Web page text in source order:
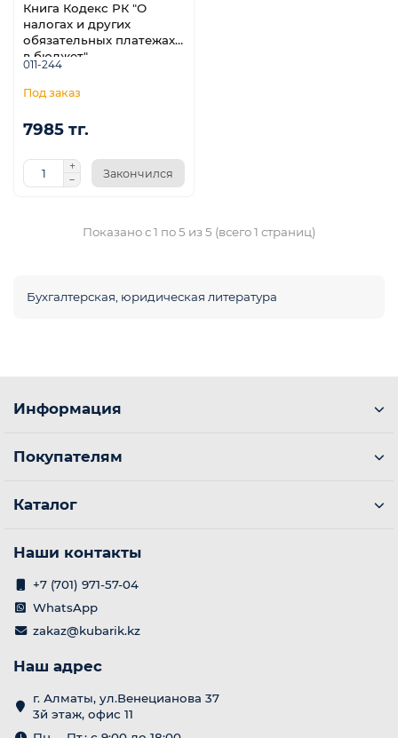
Книга Кодекс РК "О
налогах и других
обязательных платежах
в бюджет"
011-244
7985 тг.
Закончился
Показано с 1 по 5 из 5 (всего 1 страниц)
Бухгалтерская, юридическая литература
Информация
Покупателям
Каталог
Наши контакты
+7 (701) 971-57-04
WhatsApp
zakaz@kubarik.kz
Наш адрес
г. Алматы, ул.Венецианова 37
3й этаж, офис 11